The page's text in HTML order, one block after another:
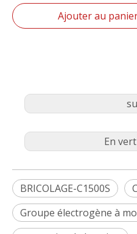
Ajouter au
En
BRICOLAGE-C1500S
Groupe électrogène à